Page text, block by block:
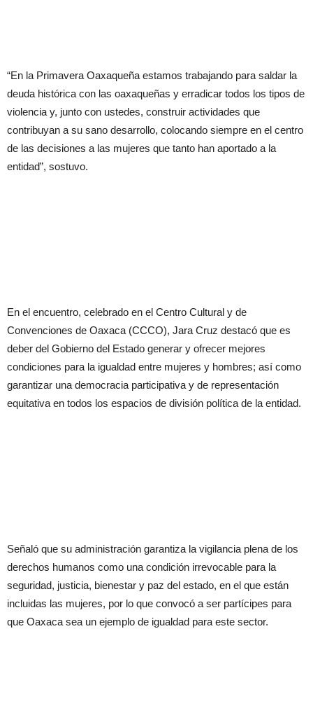
“En la Primavera Oaxaqueña estamos trabajando para saldar la
deuda histórica con las oaxaqueñas y erradicar todos los tipos de
violencia y, junto con ustedes, construir actividades que
contribuyan a su sano desarrollo, colocando siempre en el centro
de las decisiones a las mujeres que tanto han aportado a la
entidad”, sostuvo.
En el encuentro, celebrado en el Centro Cultural y de
Convenciones de Oaxaca (CCCO), Jara Cruz destacó que es
deber del Gobierno del Estado generar y ofrecer mejores
condiciones para la igualdad entre mujeres y hombres; así como
garantizar una democracia participativa y de representación
equitativa en todos los espacios de división política de la entidad.
Señaló que su administración garantiza la vigilancia plena de los
derechos humanos como una condición irrevocable para la
seguridad, justicia, bienestar y paz del estado, en el que están
incluidas las mujeres, por lo que convocó a ser partícipes para
que Oaxaca sea un ejemplo de igualdad para este sector.